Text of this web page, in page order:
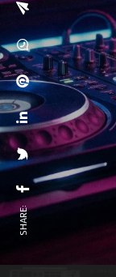
SHARE: